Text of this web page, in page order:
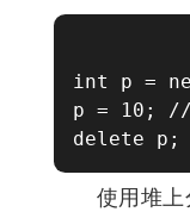
int p =
p = 10; //
使用堆上